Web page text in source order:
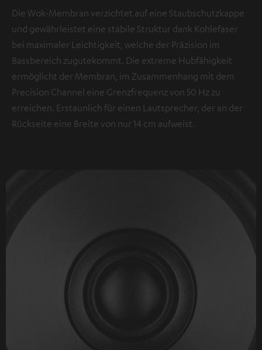
Die Wok-Membran verzichtet auf eine Staubschutzkappe
und gewährleistet eine stabile Struktur dank Kohlefaser
bei maximaler Leichtigkeit, welche der Präzision im
Bassbereich zugutekommt. Die extreme Hubfähigkeit
ermöglicht der Membran, im Zusammenhang mit dem
Precision Channel eine Grenzfrequenz von 50 Hz zu
erreichen. Erstaunlich für einen Lautsprecher, der an der
Rückseite eine Breite von nur 14 cm aufweist.